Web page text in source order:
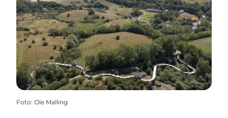
Foto: Ole Malling